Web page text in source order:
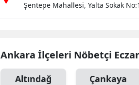
Şentepe Mahallesi, Yalta Sokak
Ankara İlçeleri Nöbetçi
Altındağ
Çankaya